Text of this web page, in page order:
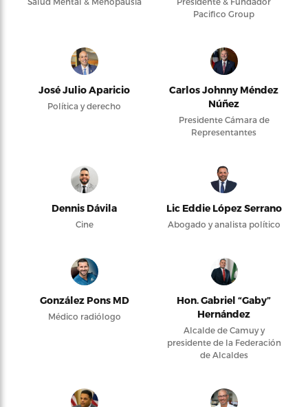
Pacifico Group
José Julio Aparicio
Política y derecho
Carlos Johnny Méndez
Núñez
Presidente Cámara de
Representantes
Dennis Dávila
Cine
Lic Eddie López Serrano
Abogado y analista político
González Pons MD
Médico radiólogo
Hon. Gabriel “Gaby”
Hernández
Alcalde de Camuy y
presidente de la Federación
de Alcaldes